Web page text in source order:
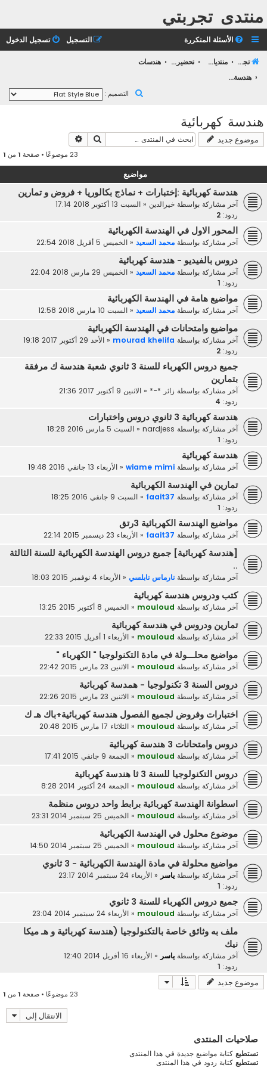
منتدى تجربتي
الأسئلة المتكررة تسجيل الدخول التسجيل
تجربتي منتديات التعليم الثانوي تحضير بكالوريا 2023
هندسات
هندسة كهربائية
التصميم :
هندسة كهربائية
موضوع جديد بحث
23 موضوعًا • صفحة 1 من 1
مواضيع
هندسة كهربائية :إختبارات + نماذج بكالوريا + فروض و تمارين
آخر مشاركة بواسطة خيرالدين « السبت 13 أكتوبر 2018 17:14
ردود: 2
المحور الاول في الهندسة الكهربائية
آخر مشاركة بواسطة محمد السعيد « الخميس 5 أفريل 2018 22:54
دروس بالفيديو - هندسة كهربائية
آخر مشاركة بواسطة محمد السعيد « الخميس 29 مارس 2018 22:04
ردود: 1
مواضيع هامة في الهندسة الكهربائية
آخر مشاركة بواسطة محمد السعيد « السبت 10 مارس 2018 12:58
مواضيع وامتحانات في الهندسة الكهربائية
آخر مشاركة بواسطة mourad khelifa
« الأحد 29 أكتوبر 2017 19:18
ردود: 2
جميع دروس الكهرباء للسنة 3 ثانوي شعبة هندسة ك مرفقة
بتمارين
آخر مشاركة بواسطة زائر *-* « الاثنين 9 أكتوبر 2017 21:36
ردود: 4
هندسة كهربائية 3 ثانوي دروس واختبارات
آخر مشاركة بواسطة nardjess
« السبت 5 مارس 2016 18:28
ردود: 1
هندسة كهربائية
آخر مشاركة بواسطة wiame mimi
« الأربعاء 13 جانفي 2016 19:48
تمارين في الهندسة الكهربائية
آخر مشاركة بواسطة faait37
« السبت 9 جانفي 2016 18:25
ردود: 1
مواضيع الهندسة الكهربائية 3رتق
آخر مشاركة بواسطة faait37
« الأربعاء 23 ديسمبر 2015 22:14
[هندسة كهربائية] جميع دروس الهندسة الكهربائية للسنة الثالثة
..
آخر مشاركة بواسطة نارماس نابلسي « الأربعاء 4 نوفمبر 2015 18:03
كتب ودروس هندسة كهربائية
آخر مشاركة بواسطة mouloud
« الخميس 8 أكتوبر 2015 13:25
تمارين ودروس في هندسة كهربائية
آخر مشاركة بواسطة mouloud
« الأربعاء 1 أفريل 2015 22:33
مواضيع محلـــولة في مادة التكنولوجيا " الكهرباء "
آخر مشاركة بواسطة mouloud
« الاثنين 23 مارس 2015 22:42
دروس السنة 3 تكنولوجيا - همدسة كهربائية
آخر مشاركة بواسطة mouloud
« الاثنين 23 مارس 2015 22:26
اختبارات وفروض لجميع الفصول هندسة كهربائية+باك هـ ك
آخر مشاركة بواسطة mouloud
« الثلاثاء 17 مارس 2015 20:48
دروس وامتحانات 3 هندسة كهربائية
آخر مشاركة بواسطة mouloud
« الجمعة 9 جانفي 2015 17:41
دروس التكنولوجيا للسنة 3 ثا هندسة كهربائية
آخر مشاركة بواسطة mouloud
« الجمعة 24 أكتوبر 2014 8:28
اسطوانة الهندسة كهربائية برابط واحد دروس منظمة
آخر مشاركة بواسطة mouloud
« الخميس 25 سبتمبر 2014 23:31
موضوع محلول في الهندسة الكهربائية
آخر مشاركة بواسطة mouloud
« الخميس 25 سبتمبر 2014 14:50
مواضيع محلولة في مادة الهندسة الكهربائية - 3 ثانوي
آخر مشاركة بواسطة ياسر « الأربعاء 24 سبتمبر 2014 23:17
ردود: 1
جميع دروس الكهرباء للسنة 3 ثانوي
آخر مشاركة بواسطة mouloud
« الأربعاء 24 سبتمبر 2014 23:04
ملف به وثائق خاصة بالتكنولوجيا (هندسة كهربائية و هـ ميكا
نيك
آخر مشاركة بواسطة ياسر « الأربعاء 16 أفريل 2014 12:40
ردود: 1
موضوع جديد
23 موضوعًا • صفحة 1 من 1
الانتقال إلى
صلاحيات المنتدى
تستطيع كتابة مواضيع جديدة في هذا المنتدى
تستطيع كتابة ردود في هذا المنتدى